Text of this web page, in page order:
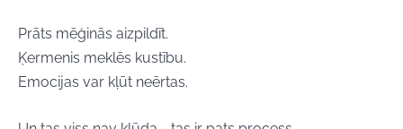
Prāts mēģinās aizpildīt.
Ķermenis meklēs kustību.
Emocijas var kļūt neērtas.